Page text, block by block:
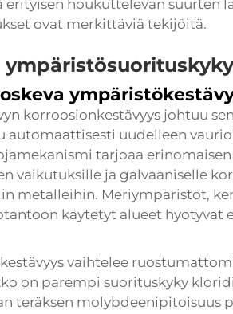
erityisen houkuttelevan suurten
ovat merkittäviä tekijöitä.
ympäristösuorituskyky
korroosionkestävyys johtuu
automaattisesti uudelleen
tarjoaa erinomaisen
vaikutuksille ja galvaaniselle
metalleihin. Meriympäristöt,
käytetyt alueet hyötyvät
vaihtelee
on parempi suorituskyky
teräksen molybdeenipitoisuus